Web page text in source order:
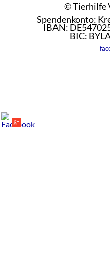
© Tierhilfe
Spendenkonto:
IBAN:
BIC: